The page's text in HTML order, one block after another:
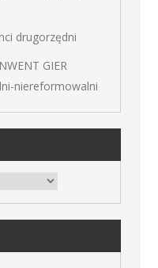
drugorzędni
GIER
niereformowalni